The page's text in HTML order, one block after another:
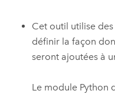
Cet outil utilise
définir la façon
seront ajoutées à
Le module Python